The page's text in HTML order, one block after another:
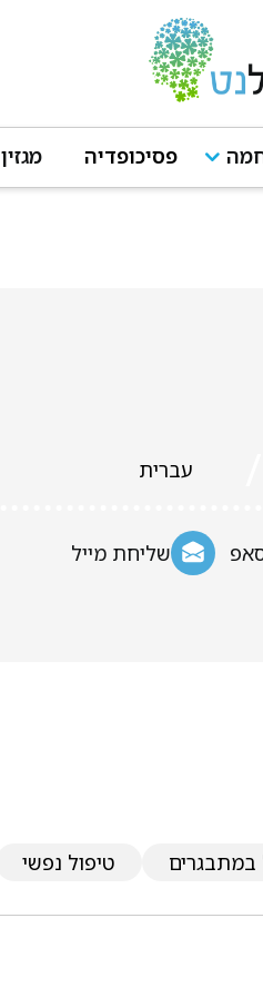
פסיכופדיה מגזין
עברית
שליחת מייל
במתבגרים טיפול נפשי